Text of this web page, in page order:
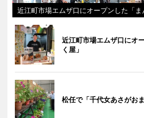
近江町市場エムザ口にオープンした「ま
近江町市場エムザ口にオ
く屋」
松任で「千代女あさがおま